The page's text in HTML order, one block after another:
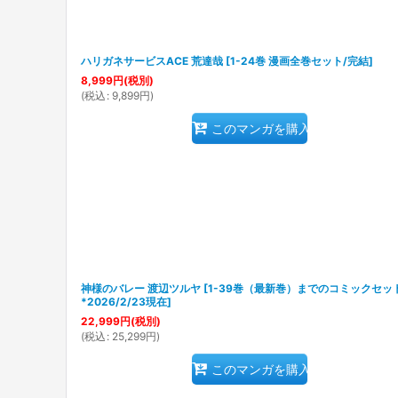
ハリガネサービスACE 荒達哉 [1-24巻 漫画全巻セット/完結]
8,999円(税別)
(税込 : 9,899円)
このマンガを購入
神様のバレー 渡辺ツルヤ [1-39巻（最新巻）までのコミックセッ
*2026/2/23現在]
22,999円(税別)
(税込 : 25,299円)
このマンガを購入